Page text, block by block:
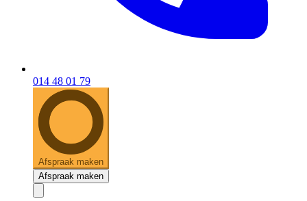
014 48 01 79
Afspraak maken
Afspraak maken